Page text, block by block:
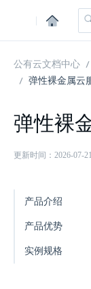
|
公有云文档中心
弹性裸金属云
弹性裸
更新时间：2026-07-
产品介绍
产品优势
实例规格